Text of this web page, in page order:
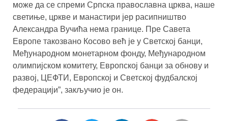
може да се спреми Српска православна црква, наше
светиње, цркве и манастири јер расипништво
Александра Вучића нема границе. Пре Савета
Европе такозвано Косово већ је у Светској банци,
Међународном монетарном фонду, Међународном
олимпијском комитету, Европској банци за обнову и
развој, ЦЕФТИ, Европској и Светској фудбалској
федерацији”, закључио је он.